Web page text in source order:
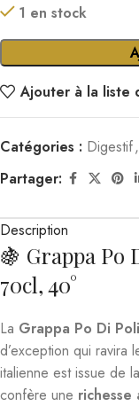
1 en stock
Ajouter à la liste
Catégories : Digestif,
Partager:
Description
🍇 Grappa Po
70cl, 40°
La Grappa Po Di
d’exception qui ravira
italienne est issue de
confère une richesse